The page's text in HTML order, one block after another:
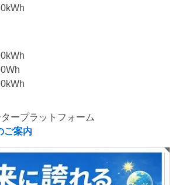
ープラットフォーム
ご案内